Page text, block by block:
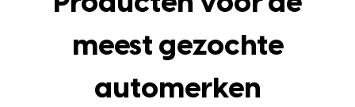
meest gezochte
automerken